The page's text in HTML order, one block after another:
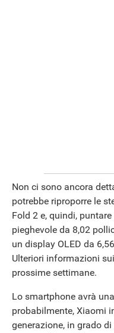
ANDROID
Non ci sono ancora
potrebbe riproporre le
Fold 2 e, quindi,
pieghevole da 8,02
un display OLED da
Ulteriori informazioni
prossime settimane.
Lo smartphone avrà una
probabilmente, Xiaomi
generazione, in grado